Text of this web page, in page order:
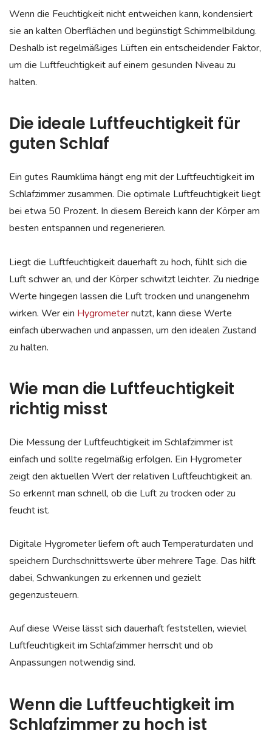
Wenn die Feuchtigkeit nicht entweichen kann, kondensiert
sie an kalten Oberflächen und begünstigt Schimmelbildung.
Deshalb ist regelmäßiges Lüften ein entscheidender Faktor,
um die Luftfeuchtigkeit auf einem gesunden Niveau zu
halten.
Die ideale Luftfeuchtigkeit für
guten Schlaf
Ein gutes Raumklima hängt eng mit der Luftfeuchtigkeit im
Schlafzimmer zusammen. Die optimale Luftfeuchtigkeit liegt
bei etwa 50 Prozent. In diesem Bereich kann der Körper am
besten entspannen und regenerieren.
Liegt die Luftfeuchtigkeit dauerhaft zu hoch, fühlt sich die
Luft schwer an, und der Körper schwitzt leichter. Zu niedrige
Werte hingegen lassen die Luft trocken und unangenehm
wirken. Wer ein Hygrometernutzt, kann diese Werte
einfach überwachen und anpassen, um den idealen Zustand
zu halten.
Wie man die Luftfeuchtigkeit
richtig misst
Die Messung der Luftfeuchtigkeit im Schlafzimmer ist
einfach und sollte regelmäßig erfolgen. Ein Hygrometer
zeigt den aktuellen Wert der relativen Luftfeuchtigkeit an.
So erkennt man schnell, ob die Luft zu trocken oder zu
feucht ist.
Digitale Hygrometer liefern oft auch Temperaturdaten und
speichern Durchschnittswerte über mehrere Tage. Das hilft
dabei, Schwankungen zu erkennen und gezielt
gegenzusteuern.
Auf diese Weise lässt sich dauerhaft feststellen, wieviel
Luftfeuchtigkeit im Schlafzimmer herrscht und ob
Anpassungen notwendig sind.
Wenn die Luftfeuchtigkeit im
Schlafzimmer zu hoch ist